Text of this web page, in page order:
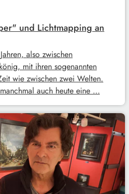
und Lichtmapping an
also zwischen
mit ihren sogenannten
wie zwischen zwei Welten.
auch heute eine …